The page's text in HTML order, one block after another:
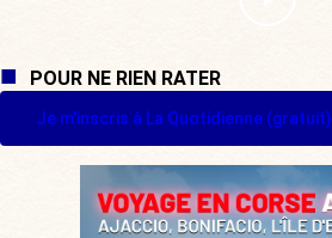
POUR NE RIEN RATER
Je m'inscris à La Quotidienne (gratuit)